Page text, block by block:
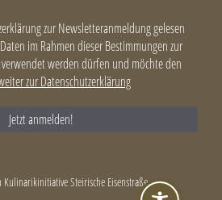
zur Newsletteranmeldung gelesen
im Rahmen dieser Bestimmungen zur
werden dürfen und möchte den
zur Datenschutzerklärung
Steirische Eisenstraße